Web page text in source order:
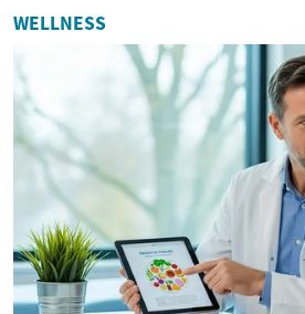
WELLNESS